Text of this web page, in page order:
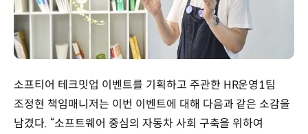
소프티어 테크밋업 이벤트를 기획하고 주관한 HR운영1팀
조정현 책임매니저는 이번 이벤트에 대해 다음과 같은 소감을
남겼다. “소프트웨어 중심의 자동차 사회 구축을 위하여